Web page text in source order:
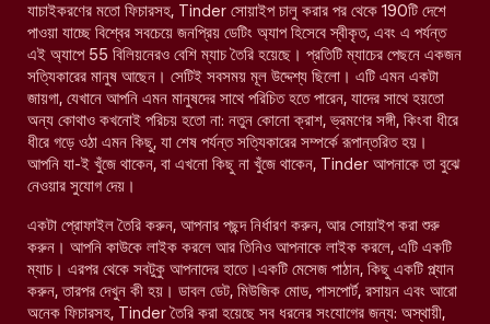
যাচাইকরণের মতো ফিচারসহ, Tinder সোয়াইপ চালু করার পর থেকে 190টি দেশে
পাওয়া যাচ্ছে বিশ্বের সবচেয়ে জনপ্রিয় ডেটিং অ্যাপ হিসেবে স্বীকৃত, এবং এ পর্যন্ত
এই অ্যাপে 55 বিলিয়নেরও বেশি ম্যাচ তৈরি হয়েছে। প্রতিটি ম্যাচের পেছনে একজন
সত্যিকারের মানুষ আছেন। সেটিই সবসময় মূল উদ্দেশ্য ছিলো। এটি এমন একটা
জায়গা, যেখানে আপনি এমন মানুষদের সাথে পরিচিত হতে পারেন, যাদের সাথে হয়তো
অন্য কোথাও কখনোই পরিচয় হতো না: নতুন কোনো ক্রাশ, ভ্রমণের সঙ্গী, কিংবা ধীরে
ধীরে গড়ে ওঠা এমন কিছু, যা শেষ পর্যন্ত সত্যিকারের সম্পর্কে রূপান্তরিত হয়।
আপনি যা-ই খুঁজে থাকেন, বা এখনো কিছু না খুঁজে থাকেন, Tinder আপনাকে তা বুঝে
নেওয়ার সুযোগ দেয়।
একটা প্রোফাইল তৈরি করুন, আপনার পছন্দ নির্ধারণ করুন, আর সোয়াইপ করা শুরু
করুন। আপনি কাউকে লাইক করলে আর তিনিও আপনাকে লাইক করলে, এটি একটি
ম্যাচ। এরপর থেকে সবটুকু আপনাদের হাতে।একটি মেসেজ পাঠান, কিছু একটি প্ল্যান
করুন, তারপর দেখুন কী হয়। ডাবল ডেট, মিউজিক মোড, পাসপোর্ট, রসায়ন এবং আরো
অনেক ফিচারসহ, Tinder তৈরি করা হয়েছে সব ধরনের সংযোগের জন্য: অস্থায়ী,